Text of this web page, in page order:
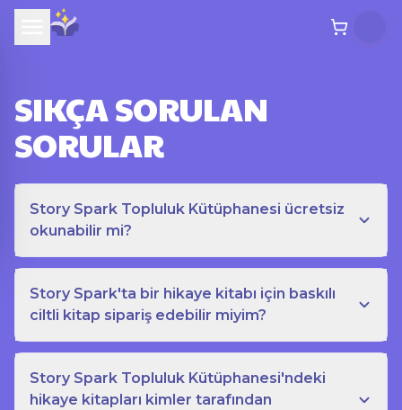
SIKÇA SORULAN
SORULAR
Story Spark Topluluk Kütüphanesi ücretsiz
okunabilir mi?
Story Spark'ta bir hikaye kitabı için baskılı
ciltli kitap sipariş edebilir miyim?
Story Spark Topluluk Kütüphanesi'ndeki
hikaye kitapları kimler tarafından